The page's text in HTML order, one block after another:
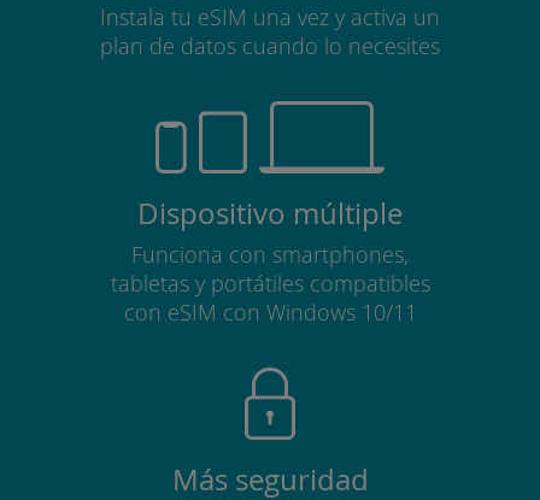
Instala tu eSIM una vez y activa un
plan de datos cuando lo necesites
Dispositivo múltiple
Funciona con smartphones,
tabletas y portátiles compatibles
con eSIM con Windows 10/11
Más seguridad